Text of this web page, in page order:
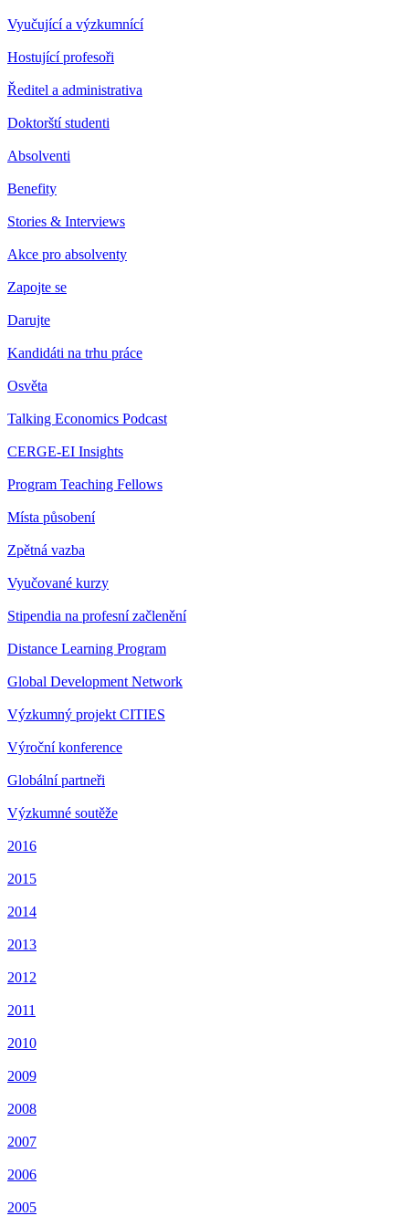
Vyučující a výzkumnící
Hostující profesoři
Ředitel a administrativa
Doktorští studenti
Absolventi
Benefity
Stories & Interviews
Akce pro absolventy
Zapojte se
Darujte
Kandidáti na trhu práce
Osvěta
Talking Economics Podcast
CERGE-EI Insights
Program Teaching Fellows
Místa působení
Zpětná vazba
Vyučované kurzy
Stipendia na profesní začlenění
Distance Learning Program
Global Development Network
Výzkumný projekt CITIES
Výroční konference
Globální partneři
Výzkumné soutěže
2016
2015
2014
2013
2012
2011
2010
2009
2008
2007
2006
2005